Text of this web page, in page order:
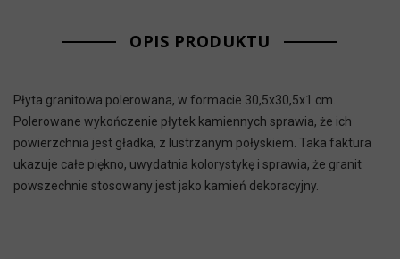
OPIS PRODUKTU
Płyta granitowa polerowana, w formacie 30,5x30,5x1 cm.
Polerowane wykończenie płytek kamiennych sprawia, że ich
powierzchnia jest gładka, z lustrzanym połyskiem. Taka faktura
ukazuje całe piękno, uwydatnia kolorystykę i sprawia, że granit
powszechnie stosowany jest jako kamień dekoracyjny.